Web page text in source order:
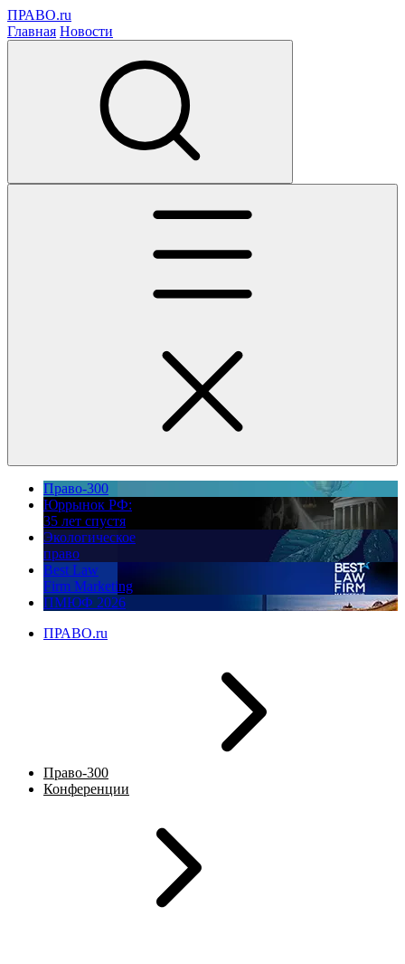
ПРАВО.ru
Главная Новости
Право-300
Юррынок РФ:
35 лет спустя
Экологическое
право
Best Law
Firm Marketing
ПМЮФ 2026
ПРАВО.ru
Право-300
Конференции